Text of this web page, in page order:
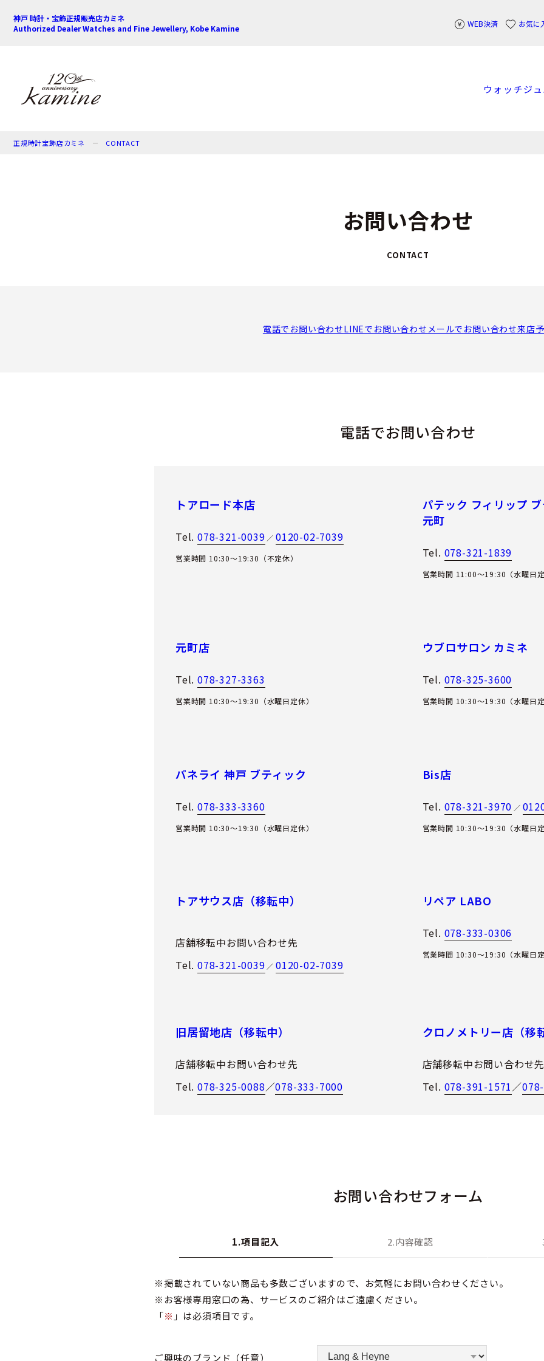
神戸 時計・宝飾正規販売店カミネ
Authorized Dealer Watches and Fine Jewellery, Kobe Kamine
WEB決済 お気に
ウォッチジ
正規時計宝飾店カミネ CONTACT
お問い合わせ
CONTACT
電話でお問い合わせLINEでお問い合わせ メールでお問い合わせ来店
電話でお問い合わせ
トアロード本店
Tel. 078-321-0039 ／0120-02-7039
営業時間 10:30～19:30（不定休）
パテック フィリップ
元町
Tel. 078-321-1839
営業時間 11:00〜19:30（水曜日定
元町店
Tel. 078-327-3363
営業時間 10:30～19:30（水曜日定休）
ウブロサロン カミネ
Tel. 078-325-3600
営業時間 10:30～19:30（水曜日定
パネライ 神戸 ブティック
Tel. 078-333-3360
営業時間 10:30～19:30（水曜日定休）
Bis店
Tel. 078-321-3970 ／
営業時間 10:30～19:30（水曜日定
トアサウス店（移転中）
店舗移転中お問い合わせ先
Tel. 078-321-0039 ／0120-02-7039
リペア LABO
Tel. 078-333-0306
営業時間 10:30～19:30（水曜日定
旧居留地店（移転中）
店舗移転中お問い合わせ先
Tel. 078-325-0088／078-333-7000
クロノメトリー店（移
店舗移転中お問い合わせ先
Tel. 078-391-1571／
お問い合わせフォーム
1.項目記入 2.内容確認
※掲載されていない商品も多数ございますので、お気軽にお問い合わせください。
※お客様専用窓口の為、サービスのご紹介はご遠慮ください。
「※ 」は必須項目です。
ご興味のブランド （任意）